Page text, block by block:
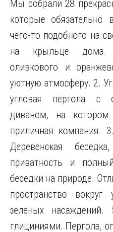
Мы собрали 28
которые обязательно
чего-то подобного на
на крыльце дома.
оливкового и
уютную атмосферу. 2.
угловая пергола с
диваном, на котором
приличная компания.
Деревенская
приватность и
беседки на природе.
пространство
зеленых насаждений.
глициниями. Пергола,